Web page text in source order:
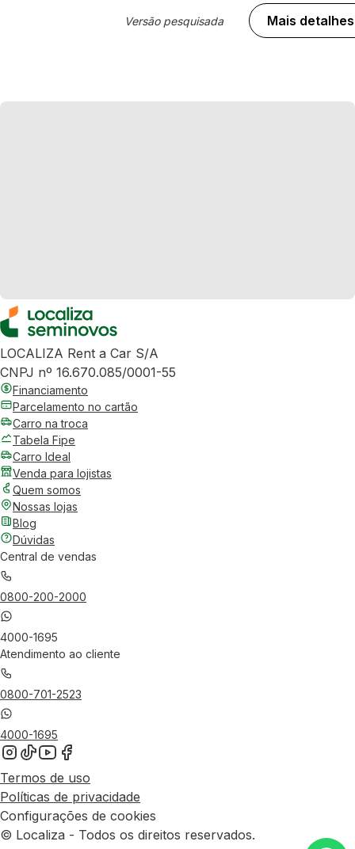
Versão pesquisada Mais detalhes
LOCALIZA Rent a Car S/A
CNPJ nº 16.670.085/0001-55
Financiamento
Parcelamento no cartão
Carro na troca
Tabela Fipe
Carro Ideal
Venda para lojistas
Quem somos
Nossas lojas
Blog
Dúvidas
Central de vendas
0800-200-2000
4000-1695
Atendimento ao cliente
0800-701-2523
4000-1695
Termos de uso
Políticas de privacidade
Configurações de cookies
© Localiza - Todos os direitos reservados.